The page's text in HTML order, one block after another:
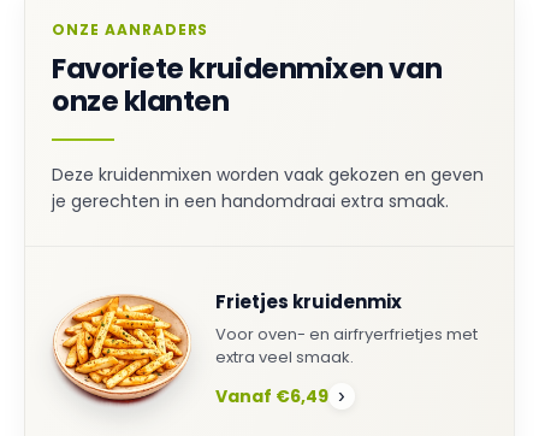
ONZE AANRADERS
Favoriete kruidenmixen van
onze klanten
Deze kruidenmixen worden vaak gekozen en geven
je gerechten in een handomdraai extra smaak.
Frietjes kruidenmix
Voor oven- en airfryerfrietjes met
extra veel smaak.
Vanaf €6,49 ›